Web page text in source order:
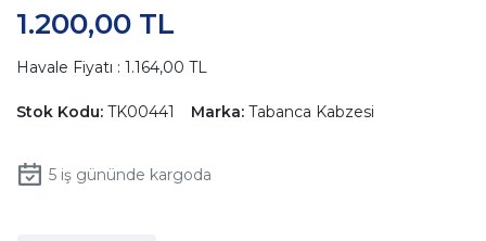
1.200,00 TL
Havale Fiyatı : 1.164,00 TL
Stok Kodu: TK00441 Marka: Tabanca Kabzesi
5iş gününde kargoda